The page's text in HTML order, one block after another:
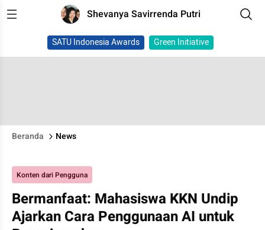
Shevanya Savirrenda Putri
SATU Indonesia Awards Green Initiative
Beranda News
Konten dari Pengguna
Bermanfaat: Mahasiswa KKN Undip
Ajarkan Cara Penggunaan AI untuk